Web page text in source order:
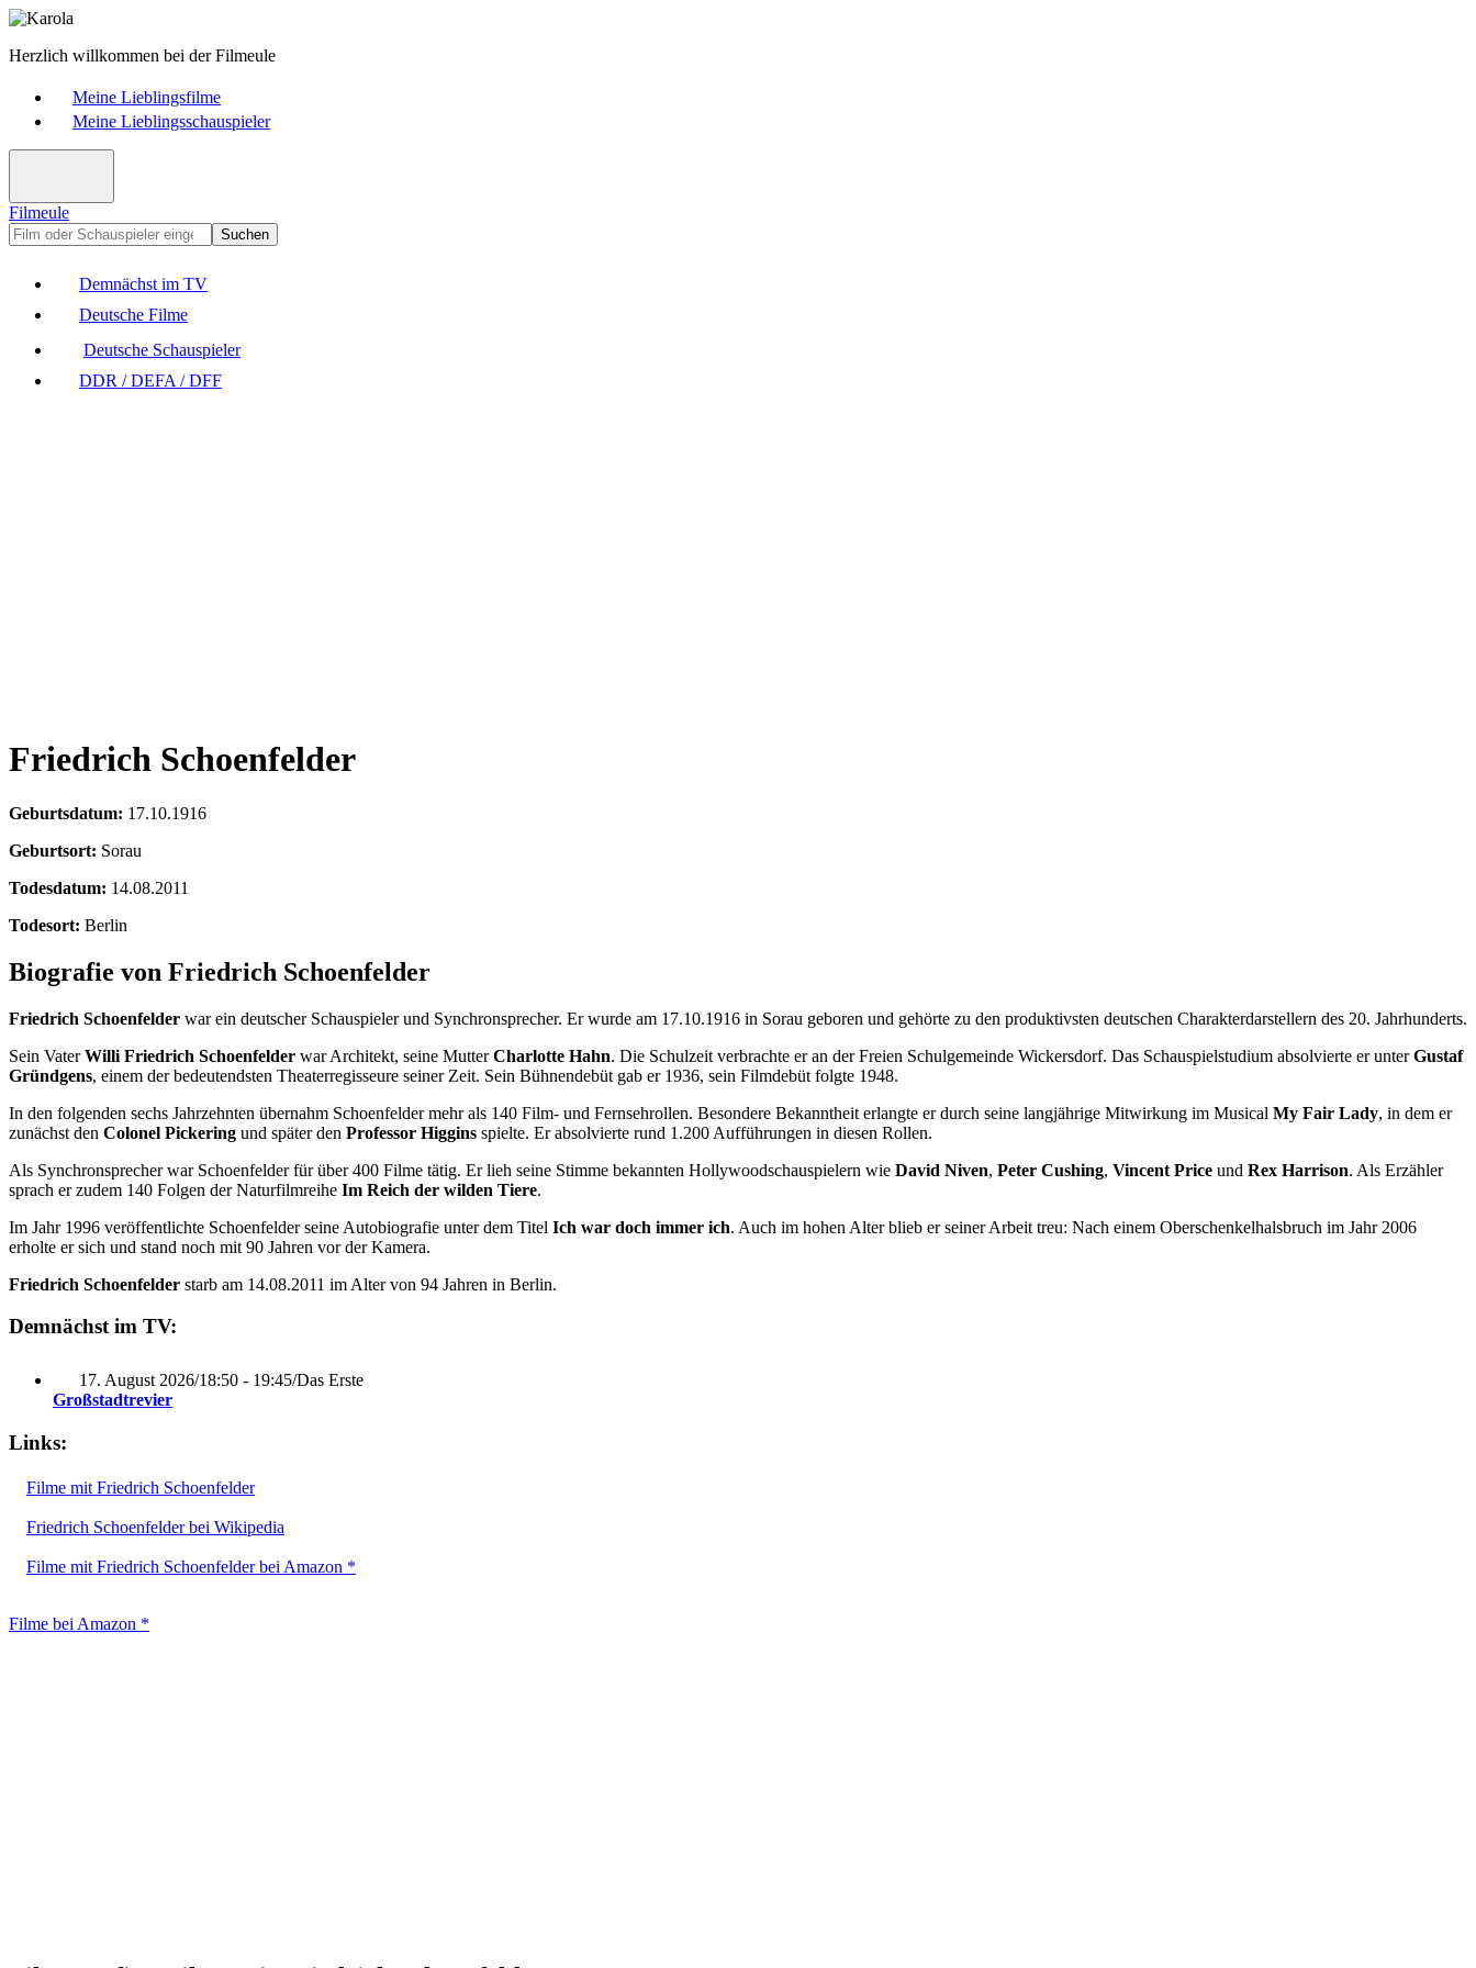
Herzlich willkommen bei der Filmeule
Meine Lieblingsfilme
Meine Lieblingsschauspieler
Filmeule
Suchen
Demnächst im TV
Deutsche Filme
Deutsche Schauspieler
DDR / DEFA / DFF
Friedrich Schoenfelder
Geburtsdatum: 17.10.1916
Geburtsort: Sorau
Todesdatum: 14.08.2011
Todesort: Berlin
Biografie von Friedrich Schoenfelder
Friedrich Schoenfelder war ein deutscher Schauspieler und Synchronsprecher. Er wurde am 17.10.1916 in Sorau geboren und gehörte zu den produktivsten deutschen Charakterdarstellern des 20. Jahrhunderts.
Sein VaterWilli Friedrich Schoenfelder war Architekt, seine MutterCharlotte Hahn. Die Schulzeit verbrachte er an der Freien Schulgemeinde Wickersdorf. Das Schauspielstudium absolvierte er unterGustaf
Gründgens, einem der bedeutendsten Theaterregisseure seiner Zeit. Sein Bühnendebüt gab er 1936, sein Filmdebüt folgte 1948.
In den folgenden sechs Jahrzehnten übernahm Schoenfelder mehr als 140 Film- und Fernsehrollen. Besondere Bekanntheit erlangte er durch seine langjährige Mitwirkung im Musical My Fair Lady, in dem er
zunächst den Colonel Pickering und später den Professor Higgins spielte. Er absolvierte rund 1.200 Aufführungen in diesen Rollen.
Als Synchronsprecher war Schoenfelder für über 400 Filme tätig. Er lieh seine Stimme bekannten Hollywoodschauspielern wie David Niven, Peter Cushing, Vincent Price und Rex Harrison. Als Erzähler
sprach er zudem 140 Folgen der Naturfilmreihe Im Reich der wilden Tiere.
Im Jahr 1996 veröffentlichte Schoenfelder seine Autobiografie unter dem Titel Ich war doch immer ich. Auch im hohen Alter blieb er seiner Arbeit treu: Nach einem Oberschenkelhalsbruch im Jahr 2006
erholte er sich und stand noch mit 90 Jahren vor der Kamera.
Friedrich Schoenfelder starb am 14.08.2011 im Alter von 94 Jahren in Berlin.
Demnächst im TV:
17. August 2026/18:50 - 19:45/Das Erste
Großstadtrevier
Links:
Filme mit Friedrich Schoenfelder
Friedrich Schoenfelder bei Wikipedia
Filme mit Friedrich Schoenfelder bei Amazon *
Filme bei Amazon *